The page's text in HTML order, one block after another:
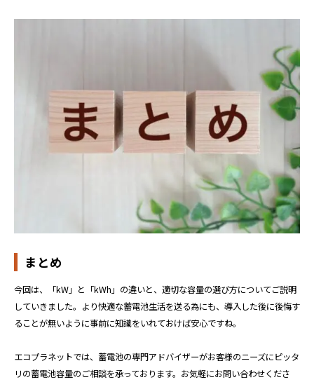
まとめ
今回は、「kW」と「kWh」の違いと、適切な容量の選び方についてご説明
していきました。より快適な蓄電池生活を送る為にも、導入した後に後悔す
ることが無いように事前に知識をいれておけば安心ですね。
エコプラネットでは、蓄電池の専門アドバイザーがお客様のニーズにピッタ
リの蓄電池容量のご相談を承っております。お気軽にお問い合わせくださ